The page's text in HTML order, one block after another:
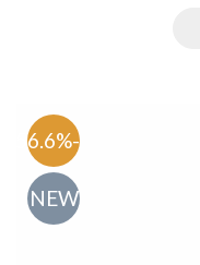
-56.6%
NEW